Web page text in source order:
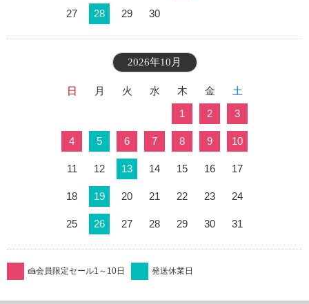
27 28 29 30
2026年10月
日 月 火 水 木 金
土
1
2 3
4 5 6 7 8 9 10
11 12 13 14 15 16 17
18 19 20 21 22 23 24
25 26 27 28 29 30 31
🍰会員限定セール1～10日 発送休業日